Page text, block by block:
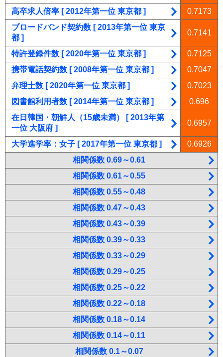
高卒求人倍率 [ 2012年第一位 東京都 ]
0.7173
ブロードバンド契約数 [ 2013年第一位 東京
都 ]
0.7141
特許登録件数 [ 2020年第一位 東京都 ]
0.7125
携帯電話契約数 [ 2008年第一位 東京都 ]
0.7047
弁理士数 [ 2020年第一位 東京都 ]
0.7023
図書館利用者数 [ 2014年第一位 東京都 ]
0.696
在日韓国・朝鮮人（15歳未満） [ 2013年第
一位 大阪府 ]
0.6957
大学進学率：女子 [ 2017年第一位 東京都 ]
0.6926
相関係数 0.69～0.61
相関係数 0.61～0.55
相関係数 0.55～0.48
相関係数 0.47～0.43
相関係数 0.43～0.39
相関係数 0.39～0.33
相関係数 0.33～0.29
相関係数 0.29～0.25
相関係数 0.25～0.22
相関係数 0.22～0.18
相関係数 0.18～0.14
相関係数 0.14～0.11
相関係数 0.1～0.07